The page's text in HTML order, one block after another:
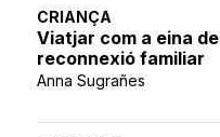
CRIANÇA
Viatjar com a eina de
reconnexió familiar
Anna Sugrañes